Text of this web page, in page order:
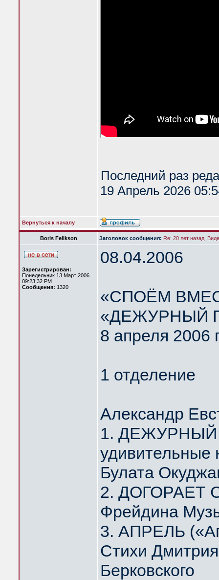
Последний раз
19 Апрель 2026
Вернуться к началу
Boris Felikson Заголовок сообщения: Re: 20 лет назад.
Зарегистрирован:
Понедельник 13 Март 2006
09:23:32 PM
Сообщения: 1320
08.04.2006
«СПОЁМ
«ДЕЖУРНЫЙ
8 апреля 2006
1 отделение
Александр
1. ДЕЖУРНЫЙ
Булата
2. ДОГОРАЕТ
Фрейдина
3. АПРЕЛЬ
Стихи
Берковского